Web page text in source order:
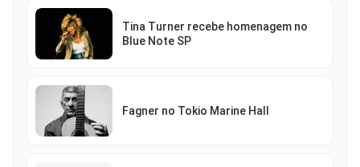
Tina Turner recebe homenagem no
Blue Note SP
Fagner no Tokio Marine Hall